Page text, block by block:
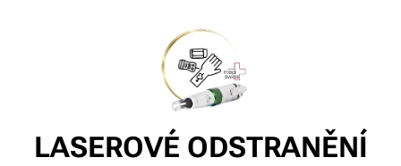
LASEROVÉ ODSTRANĚNÍ